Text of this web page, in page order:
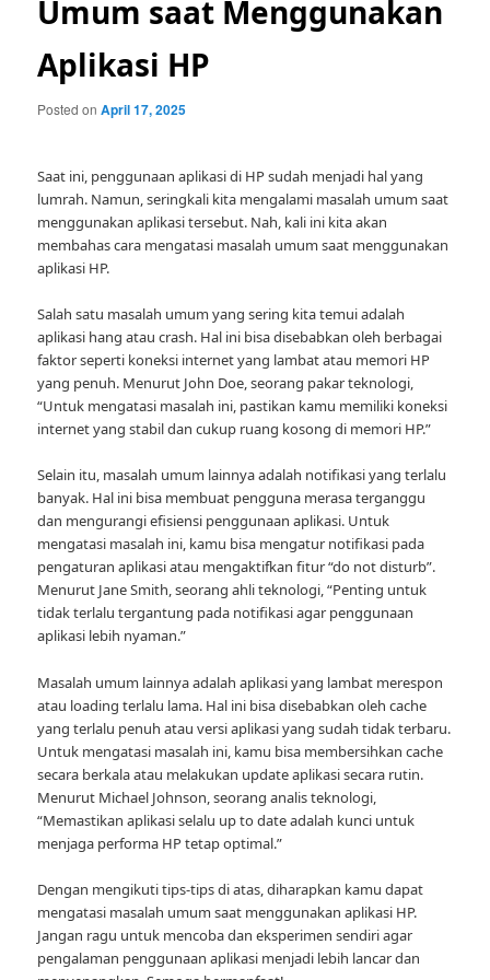
Umum saat Menggunakan
Aplikasi HP
Posted onApril 17, 2025
Saat ini, penggunaan aplikasi di HP sudah menjadi hal yang
lumrah. Namun, seringkali kita mengalami masalah umum saat
menggunakan aplikasi tersebut. Nah, kali ini kita akan
membahas cara mengatasi masalah umum saat menggunakan
aplikasi HP.
Salah satu masalah umum yang sering kita temui adalah
aplikasi hang atau crash. Hal ini bisa disebabkan oleh berbagai
faktor seperti koneksi internet yang lambat atau memori HP
yang penuh. Menurut John Doe, seorang pakar teknologi,
“Untuk mengatasi masalah ini, pastikan kamu memiliki koneksi
internet yang stabil dan cukup ruang kosong di memori HP.”
Selain itu, masalah umum lainnya adalah notifikasi yang terlalu
banyak. Hal ini bisa membuat pengguna merasa terganggu
dan mengurangi efisiensi penggunaan aplikasi. Untuk
mengatasi masalah ini, kamu bisa mengatur notifikasi pada
pengaturan aplikasi atau mengaktifkan fitur “do not disturb”.
Menurut Jane Smith, seorang ahli teknologi, “Penting untuk
tidak terlalu tergantung pada notifikasi agar penggunaan
aplikasi lebih nyaman.”
Masalah umum lainnya adalah aplikasi yang lambat merespon
atau loading terlalu lama. Hal ini bisa disebabkan oleh cache
yang terlalu penuh atau versi aplikasi yang sudah tidak terbaru.
Untuk mengatasi masalah ini, kamu bisa membersihkan cache
secara berkala atau melakukan update aplikasi secara rutin.
Menurut Michael Johnson, seorang analis teknologi,
“Memastikan aplikasi selalu up to date adalah kunci untuk
menjaga performa HP tetap optimal.”
Dengan mengikuti tips-tips di atas, diharapkan kamu dapat
mengatasi masalah umum saat menggunakan aplikasi HP.
Jangan ragu untuk mencoba dan eksperimen sendiri agar
pengalaman penggunaan aplikasi menjadi lebih lancar dan